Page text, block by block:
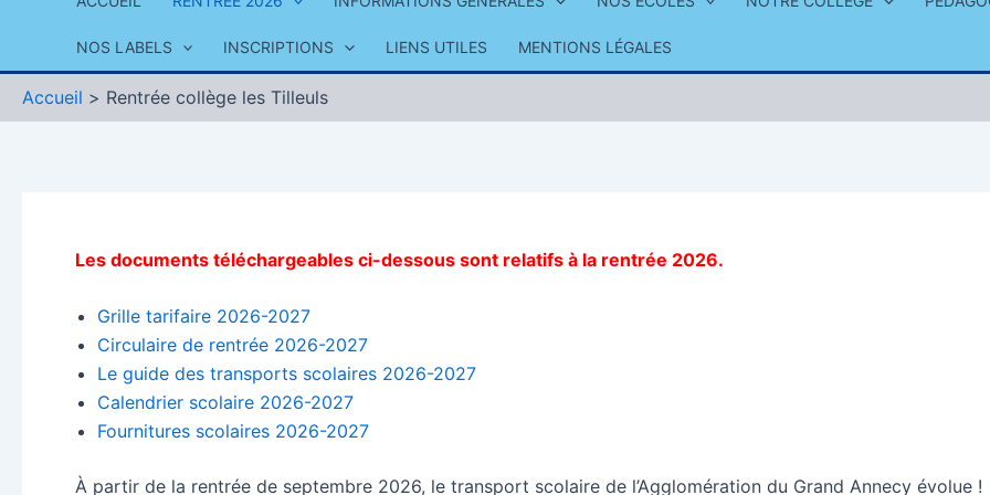
NOS LABELS INSCRIPTIONS LIENS UTILES MENTIONS LÉGALES
Accueil Rentrée collège les Tilleuls
Les documents téléchargeables ci-dessous sont relatifs à la rentrée 2026.
Grille tarifaire 2026-2027
Circulaire de rentrée 2026-2027
Le guide des transports scolaires 2026-2027
Calendrier scolaire 2026-2027
Fournitures scolaires 2026-2027
À partir de la rentrée de septembre 2026, le transport scolaire de l’Agglomération du Grand Annecy évolue !